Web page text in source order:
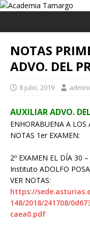
NOTAS
ADVO. DEL
8 julio, 2019
AUXILIAR ADVO.
ENHORABUENA A LOS
NOTAS 1er EXAMEN:
2º EXAMEN EL DÍA 30
Instituto ADOLFO
VER NOTAS:
https://
148/2018/241708/
caea0.pdf